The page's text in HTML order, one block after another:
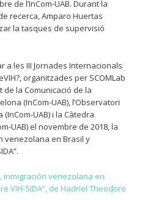
de l’InCom-UAB. Durant la
recerca, Amparo Huertas
la tasques de supervisió
les III Jornades Internacionals
organitzades per SCOMLab
de la Comunicació de la
(InCom-UAB), l’Observatori
UAB) i la Càtedra
UAB) el novembre de 2018, la
venezolana en Brasil y
inmigración venezolana en
VIH-SIDA”, de Hadriel Theodoro